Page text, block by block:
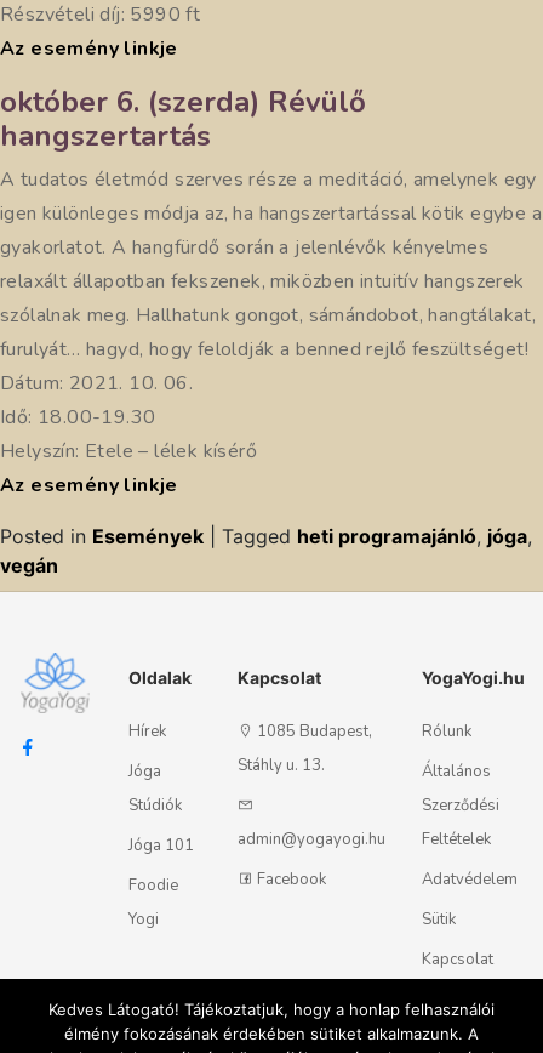
Részvételi díj: 5990 ft
Az esemény linkje
október 6. (szerda) Révülő
hangszertartás
A tudatos életmód szerves része a meditáció, amelynek egy
igen különleges módja az, ha hangszertartással kötik egybe a
gyakorlatot. A hangfürdő során a jelenlévők kényelmes
relaxált állapotban fekszenek, miközben intuitív hangszerek
szólalnak meg. Hallhatunk gongot, sámándobot, hangtálakat,
furulyát… hagyd, hogy feloldják a benned rejlő feszültséget!
Dátum: 2021. 10. 06.
Idő: 18.00-19.30
Helyszín: Etele – lélek kísérő
Az esemény linkje
Posted in Események Tagged heti programajánló, jóga,
vegán
Oldalak
Hírek
Jóga
Stúdiók
Jóga 101
Foodie
Yogi
Kapcsolat
1085 Budapest,
Stáhly u. 13.
admin@yogayogi.hu
Facebook
YogaYogi.hu
Rólunk
Általános
Szerződési
Feltételek
Adatvédelem
Sütik
Kapcsolat
Magyar English
Kedves Látogató! Tájékoztatjuk, hogy a honlap felhasználói
élmény fokozásának érdekében sütiket alkalmazunk. A